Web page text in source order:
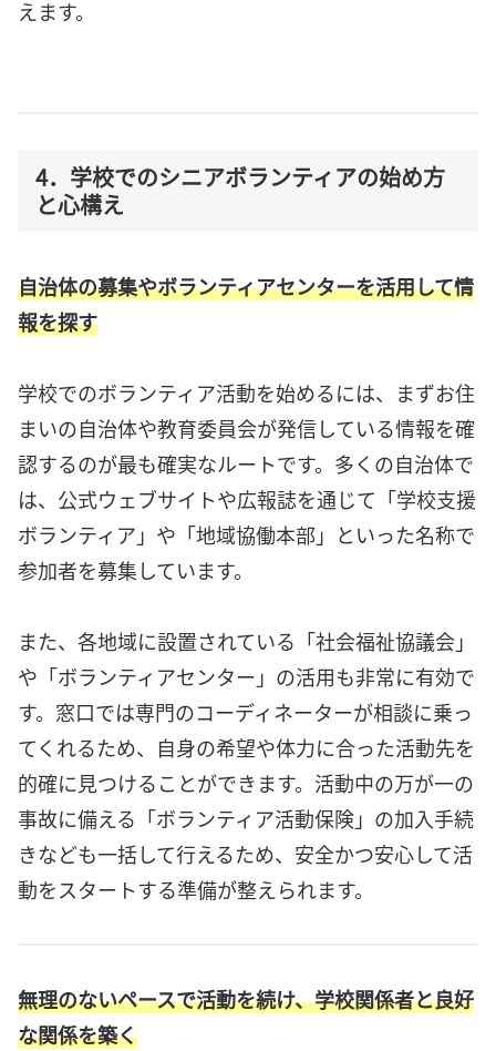
えます。
4．学校でのシニアボランティアの始め方
と心構え
自治体の募集やボランティアセンターを活用して情
報を探す
学校でのボランティア活動を始めるには、まずお住
まいの自治体や教育委員会が発信している情報を確
認するのが最も確実なルートです。多くの自治体で
は、公式ウェブサイトや広報誌を通じて「学校支援
ボランティア」や「地域協働本部」といった名称で
参加者を募集しています。
また、各地域に設置されている「社会福祉協議会」
や「ボランティアセンター」の活用も非常に有効で
す。窓口では専門のコーディネーターが相談に乗っ
てくれるため、自身の希望や体力に合った活動先を
的確に見つけることができます。活動中の万が一の
事故に備える「ボランティア活動保険」の加入手続
きなども一括して行えるため、安全かつ安心して活
動をスタートする準備が整えられます。
無理のないペースで活動を続け、学校関係者と良好
な関係を築く